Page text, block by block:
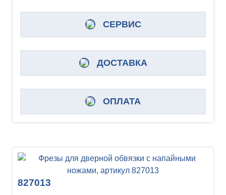
СЕРВИС
ДОСТАВКА
ОПЛАТА
827013